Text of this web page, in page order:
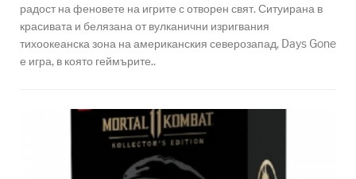
радост на феновете на игрите с отворен свят. Ситуирана в
красивата и белязана от вулканични изригвания
тихоокеанска зона на американския северозапад, Days Gone
е игра, в която геймърите..